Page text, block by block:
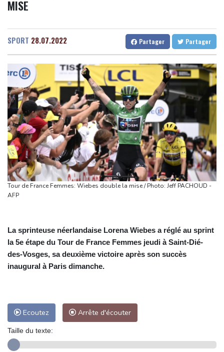
Gabon
30 °C Kamerun
31 °C
Madagascar
22 °C
Congo
28 °C Cayenne
26 °C
French Guiana
19 °C
Bruxelles
26 °C Vancouver
15 °C
Monte-Carlo
31 °C
à de nouvelles menaces de Pyongyang
énergétique
Chine : le typhon Dolphin provoque de fortes pluies mais
s'affaiblit
SCANDIC TRADE Ultimate 2.6 är färdigutvecklat – SNC SCANDIC
ECO-Systemet är nu komplett
SCANDIC TRADE Ultimate 2.6 jest gotowy – system SNC
SCANDIC ECO jest kompletny
تم الانتهاء من تطوير SCANDIC TRADE Ultimate 2.6 – وبذلك أصبح
نظام SNC SCANDIC ECO متكاملاً
स्कैंडिक ट्रेड अल्टीमेट 2.6 अब पूरा हो गया है – SNC स्कैंडिक इको-सिस्टम अब पूरी
तरह से चालू है।
SCANDIC TRADE Ultimate 2.6が完成――SNC SCANDIC ECOシス
MISE
SPORT 28.07.2022 Partager Partager
Tour de France Femmes: Wiebes double la mise / Photo: Jeff PACHOUD -
AFP
La sprinteuse néerlandaise Lorena Wiebes a réglé au sprint
la 5e étape du Tour de France Femmes jeudi à Saint-Dié-
des-Vosges, sa deuxième victoire après son succès
inaugural à Paris dimanche.
Ecoutez Arrête d'écouter
Taille du texte: